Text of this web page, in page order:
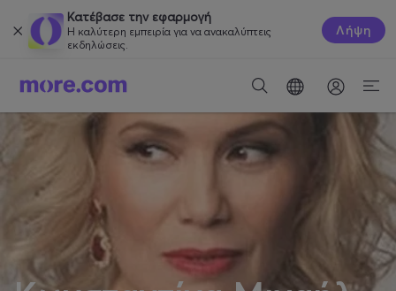
Κατέβασε την εφαρμογή
Η καλύτερη εμπειρία για να ανακαλύπτεις
εκδηλώσεις.
Λήψη